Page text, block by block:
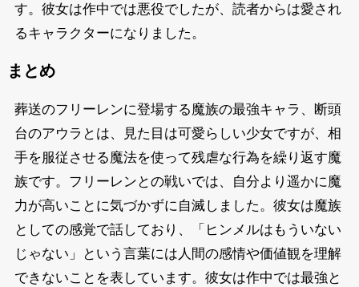
す。彼女は作中では悪役でしたが、読者からは愛され
るキャラクターになりました。
まとめ
葬送のフリーレンに登場する魔族の最強キャラ、断頭
台のアウラとは、見た目は可愛らしい少女ですが、相
手を服従させる魔法を使って残虐な行為を繰り返す魔
族です。フリーレンとの戦いでは、自分より遥かに魔
力が高いことに気づかずに自滅しました。彼女は魔族
としての感覚で話しており、「ヒンメルはもういない
じゃない」という言葉には人間の感情や価値観を理解
できないことを表しています。彼女は作中では最強と